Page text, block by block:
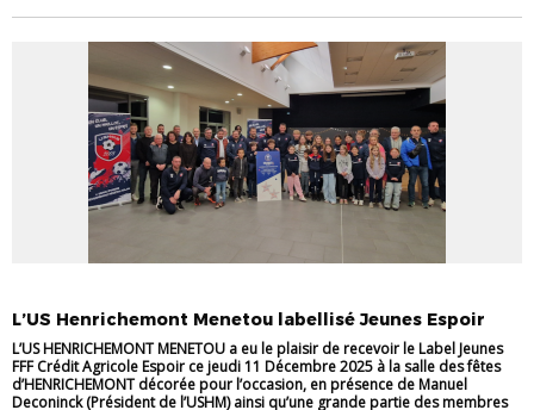
L’US Henrichemont Menetou labellisé Jeunes Espoir
L’US HENRICHEMONT MENETOU a eu le plaisir de recevoir le Label Jeunes
FFF Crédit Agricole Espoir ce jeudi 11 Décembre 2025 à la salle des fêtes
d’HENRICHEMONT décorée pour l’occasion, en présence de Manuel
Deconinck (Président de l’USHM) ainsi qu’une grande partie des membres